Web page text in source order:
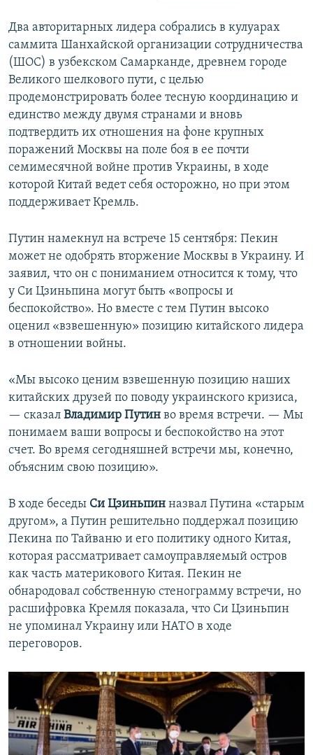
Два авторитарных лидера собрались в кулуарах
саммита Шанхайской организации сотрудничества
(ШОС) в узбекском Самарканде, древнем городе
Великого шелкового пути, с целью
продемонстрировать более тесную координацию и
единство между двумя странами и вновь
подтвердить их отношения на фоне крупных
поражений Москвы на поле боя в ее почти
семимесячной войне против Украины, в ходе
которой Китай ведет себя осторожно, но при этом
поддерживает Кремль.
Путин намекнул на встрече 15 сентября: Пекин
может не одобрять вторжение Москвы в Украину. И
заявил, что он с пониманием относится к тому, что
у Си Цзиньпина могут быть «вопросы и
беспокойство». Но вместе с тем Путин высоко
оценил «взвешенную» позицию китайского лидера
в отношении войны.
«Мы высоко ценим взвешенную позицию наших
китайских друзей по поводу украинского кризиса,
— сказал Владимир Путин во время встречи. — Мы
понимаем ваши вопросы и беспокойство на этот
счет. Во время сегодняшней встречи мы, конечно,
объясним свою позицию».
В ходе беседы Си Цзиньпин назвал Путина «старым
другом», а Путин решительно поддержал позицию
Пекина по Тайваню и его политику одного Китая,
которая рассматривает самоуправляемый остров
как часть материкового Китая. Пекин не
обнародовал собственную стенограмму встречи, но
расшифровка Кремля показала, что Си Цзиньпин
не упоминал Украину или НАТО в ходе
переговоров.